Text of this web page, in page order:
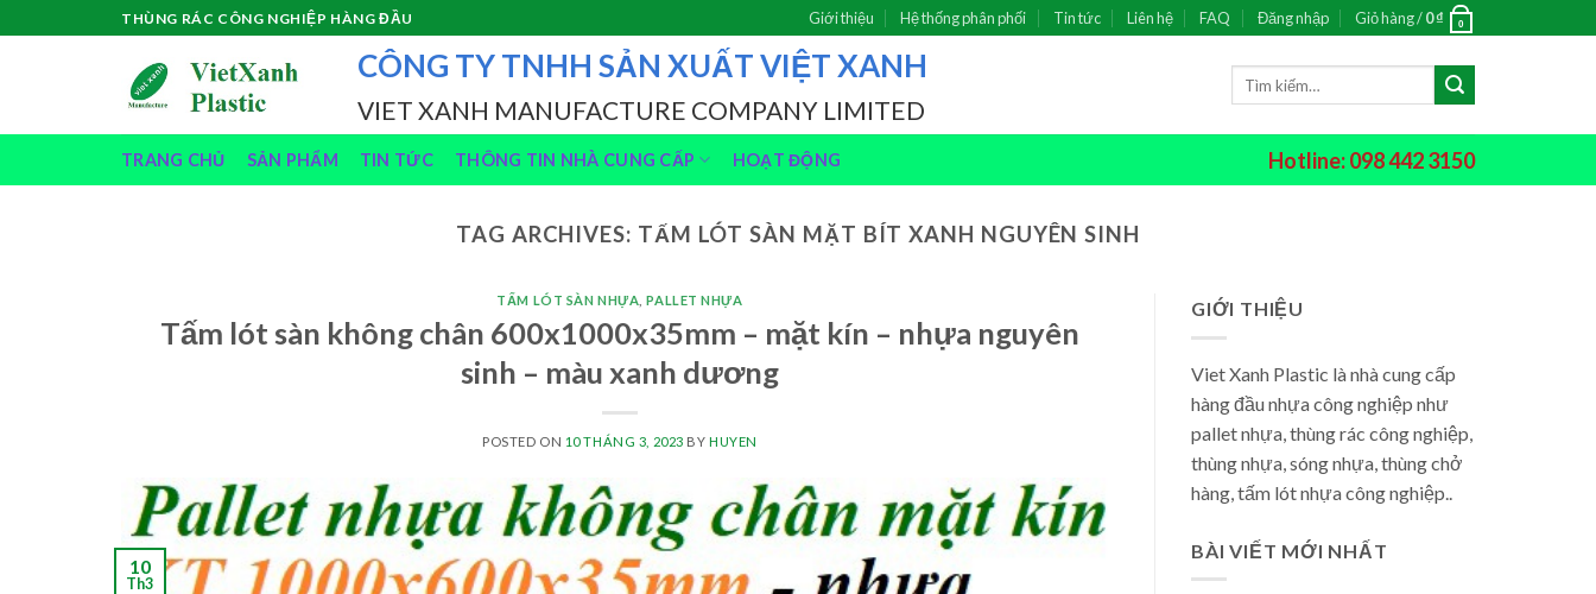
to
THÙNG RÁC CÔNG NGHIỆP HÀNG ĐẦU Giới thiệu Hệ thống phân phối Tin tức Liên hệ FAQ Đăng nhập Giỏ hàng /0₫ 0
CÔNG TY TNHH SẢN XUẤT VIỆT XANH
VIET XANH MANUFACTURE COMPANY LIMITED
TRANG CHỦ SẢN PHẨM TIN TỨC THÔNG TIN NHÀ CUNG CẤP HOẠT ĐỘNG Hotline: 098 442 3150
TAG ARCHIVES: TẤM LÓT SÀN MẶT BÍT XANH NGUYÊN SINH
TẤM LÓT SÀN NHỰA ,PALLET NHỰA
Tấm lót sàn không chân 600x1000x35mm – mặt kín – nhựa nguyên
sinh – màu xanh dương
POSTED ON 10 THÁNG 3, 2023 BY HUYEN
10
Th3
GIỚI THIỆU
Viet Xanh Plastic là nhà cung cấp
hàng đầu nhựa công nghiệp như
pallet nhựa, thùng rác công nghiệp,
thùng nhựa, sóng nhựa, thùng chở
hàng, tấm lót nhựa công nghiệp..
BÀI VIẾT MỚI NHẤT